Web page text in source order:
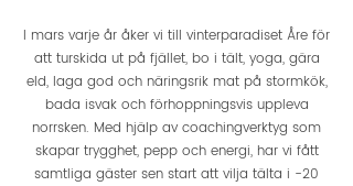
I mars varje år åker vi till vinterparadiset Åre för
att turskida ut på fjället, bo i tält, yoga, gära
eld, laga god och näringsrik mat på stormkök,
bada isvak och förhoppningsvis uppleva
norrsken. Med hjälp av coachingverktyg som
skapar trygghet, pepp och energi, har vi fått
samtliga gäster sen start att vilja tälta i -20